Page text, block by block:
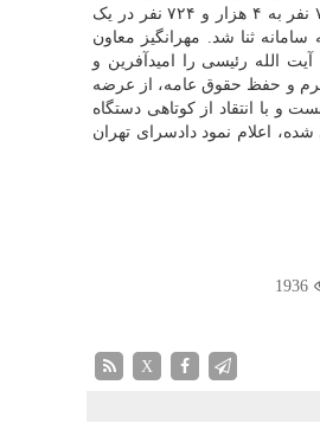
وقوع جرم دادستانی تهران در بخش پایانی سخنانش از کاهش جمعیت کیفری زندان های تهران از ۷ هزار و ۷۴۳ نفر به ۴ هزار و ۷۲۴ نفر در یک
ثنا شد. مهرانگیز معاون
الله رئیسی را امیدآفرین و
جلوگیری از جرم و حفظ حقوق عامه، از عرضه
و با انتقاد از کوتاهی دستگاه
اعلام نمود دادسرای تهران
1936
X